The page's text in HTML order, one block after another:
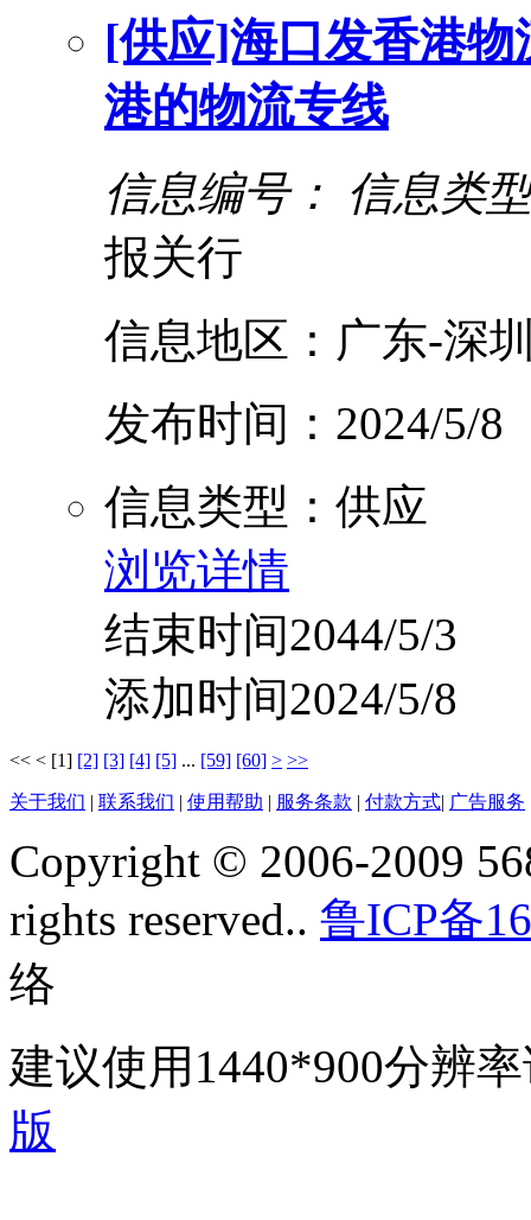
[供应]海口发香港
港的物流专线
信息编号： 信息类
报关行
信息地区：广东-深
发布时间：2024/5/8
信息类型：供应
浏览详情
结束时间2044/5/3
添加时间2024/5/8
<< < [1] [2] [3] [4] [5] ... [59] [60] > >>
关于我们 | 联系我们 | 使用帮助 | 服务条款 | 付款方式| 广告服务
Copyright © 2006-2009
rights reserved.. 鲁ICP备
络
建议使用1440*900分辨
版